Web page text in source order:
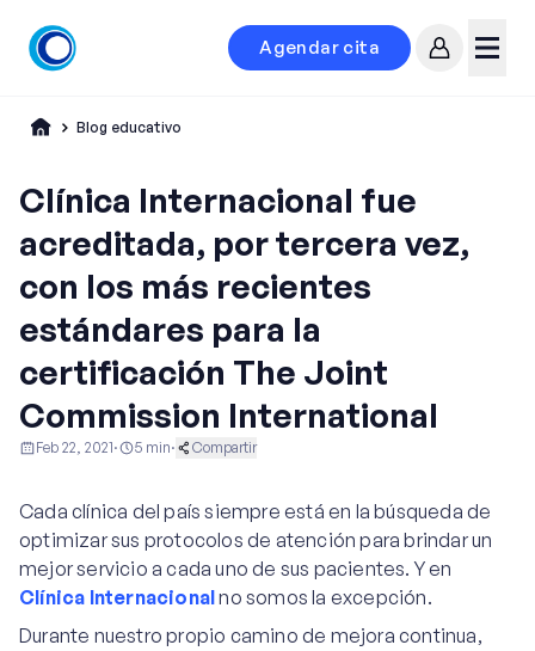
Agendar cita
Blog educativo
Clínica Internacional fue
acreditada, por tercera vez,
con los más recientes
estándares para la
certificación The Joint
Commission International
Feb 22, 2021· 5 min· Compartir
Ginecología y Obstetricia Noticias y Eventos
Cada clínica del país siempre está en la búsqueda de
optimizar sus protocolos de atención para brindar un
mejor servicio a cada uno de sus pacientes. Y en
Clínica Internacionalno somos la excepción.
Durante nuestro propio camino de mejora continua,